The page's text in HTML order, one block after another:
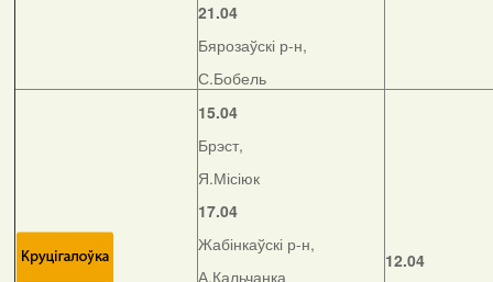
21.04
Бярозаўскі р-н,
С.Бобель
15.04
Брэст,
Я.Місіюк
17.04
Жабінкаўскі р-н,
А.Кальчанка
12.04